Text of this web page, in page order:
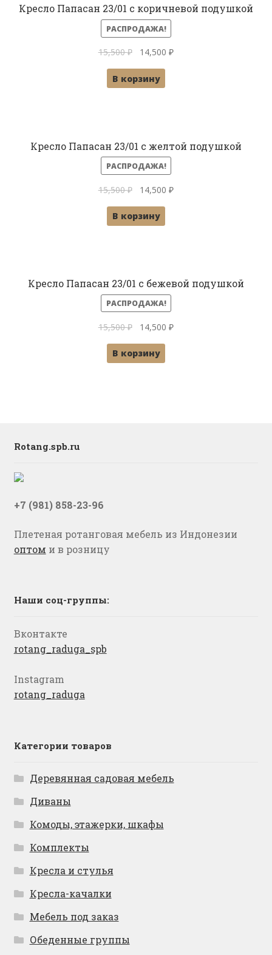
Кресло Папасан 23/01 с коричневой подушкой
РАСПРОДАЖА!
15,500₽
Первоначальная
составляла
14,500₽Текущая
В корзину
Кресло Папасан 23/01 с желтой подушкой
РАСПРОДАЖА!
15,500₽
Первоначальная
составляла
14,500₽Текущая
В корзину
Кресло Папасан 23/01 с бежевой подушкой
РАСПРОДАЖА!
15,500₽
Первоначальная
составляла
14,500₽Текущая
В корзину
Rotang.spb.ru
+7 (981) 858-23-96
Плетеная ротанговая мебель из Индонезии
оптом и в розницу
Наши соц-группы:
Вконтакте
rotang_raduga_spb
Instagram
rotang_raduga
Категории товаров
Деревянная садовая мебель
Диваны
Комоды, этажерки, шкафы
Комплекты
Кресла и стулья
Кресла-качалки
Мебель под заказ
Обеденные группы